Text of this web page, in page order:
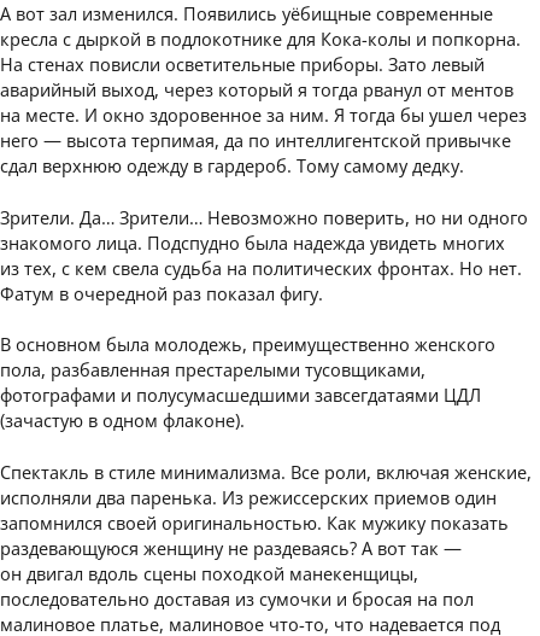
А вот зал изменился. Появились уёбищные современные
кресла с дыркой в подлокотнике для Кока-колы и попкорна.
На стенах повисли осветительные приборы. Зато левый
аварийный выход, через который я тогда рванул от ментов
на месте. И окно здоровенное за ним. Я тогда бы ушел через
него — высота терпимая, да по интеллигентской привычке
сдал верхнюю одежду в гардероб. Тому самому дедку.
Зрители. Да… Зрители… Невозможно поверить, но ни одного
знакомого лица. Подспудно была надежда увидеть многих
из тех, с кем свела судьба на политических фронтах. Но нет.
Фатум в очередной раз показал фигу.
В основном была молодежь, преимущественно женского
пола, разбавленная престарелыми тусовщиками,
фотографами и полусумасшедшими завсегдатаями ЦДЛ
(зачастую в одном флаконе).
Спектакль в стиле минимализма. Все роли, включая женские,
исполняли два паренька. Из режиссерских приемов один
запомнился своей оригинальностью. Как мужику показать
раздевающуюся женщину не раздеваясь? А вот так —
он двигал вдоль сцены походкой манекенщицы,
последовательно доставая из сумочки и бросая на пол
малиновое платье, малиновое что-то, что надевается под